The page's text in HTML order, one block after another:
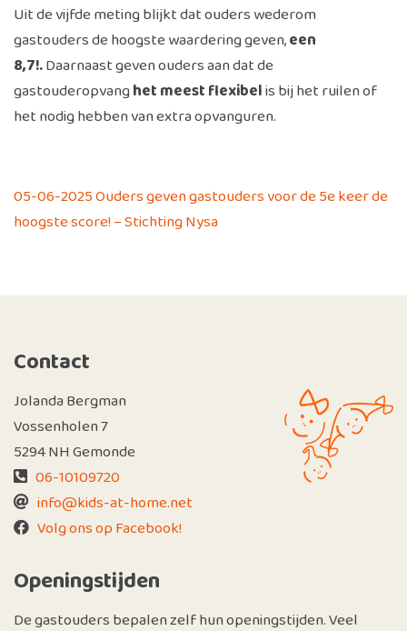
Uit de vijfde meting blijkt dat ouders wederom
gastouders de hoogste waardering geven,een
8,7!.Daarnaast geven ouders aan dat de
gastouderopvanghet meest flexibelis bij het ruilen of
het nodig hebben van extra opvanguren.
05-06-2025 Ouders geven gastouders voor de 5e keer de
hoogste score! – Stichting Nysa
Contact
Jolanda Bergman
Vossenholen 7
5294 NH Gemonde
06-10109720
info@kids-at-home.net
Volg ons op Facebook!
Openingstijden
De gastouders bepalen zelf hun openingstijden. Veel